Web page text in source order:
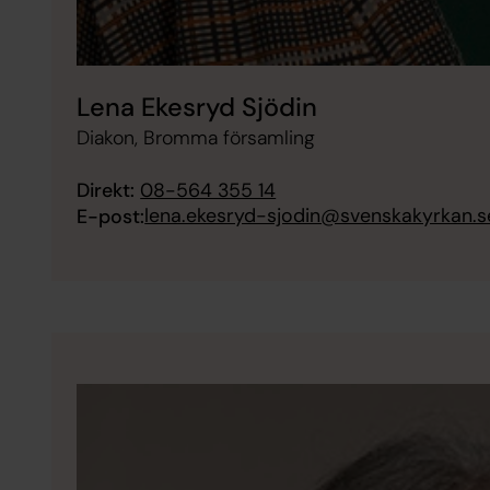
Lena Ekesryd Sjödin
Diakon, Bromma församling
Direkt: 08-564 355 14
E-post:lena.ekesryd-